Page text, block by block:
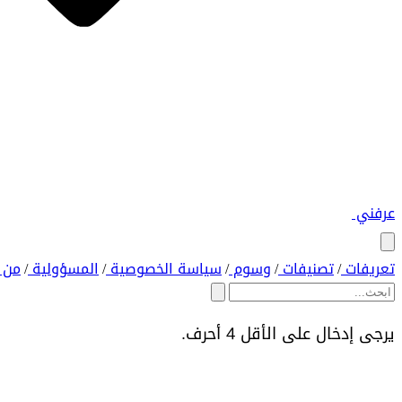
عرفني
تعريفات/ تصنيفات/ وسوم/ سياسة الخصوصية/ المسؤولية/
يرجى إدخال على الأقل 4 أحرف.